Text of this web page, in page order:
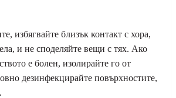
избягвайте близък контакт с хора,
и не споделяйте вещи с тях. Ако
е болен, изолирайте го от
дезинфекцирайте повърхностите,